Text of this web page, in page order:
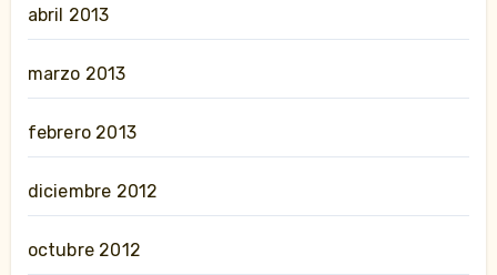
abril 2013
marzo 2013
febrero 2013
diciembre 2012
octubre 2012